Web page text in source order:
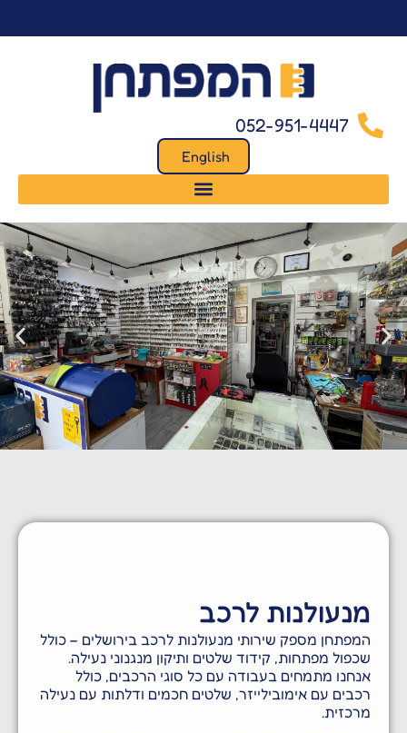
052-951-4447
English
לרכב פריצת רכבים | תיקון
מנעולנות לרכב
המפתחן מספק שירותי מנעולנות לרכב בירושלים – כולל
שכפול מפתחות, קידוד שלטים ותיקון מנגנוני נעילה.
אנחנו מתמחים בעבודה עם כל סוגי הרכבים, כולל
רכבים עם אימובילייזר, שלטים חכמים ודלתות עם נעילה
מרכזית.